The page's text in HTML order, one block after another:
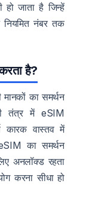
हो जाता है जिन्हें
नियमित नंबर तक
है?
का समर्थन
तंत्र में eSIM
कारक वास्तव में
का समर्थन
अनलॉक्ड रहता
करना सीधा हो